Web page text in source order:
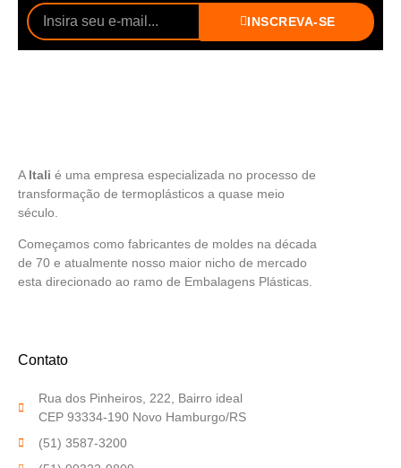
INSCREVA-SE
A Itali é uma empresa especializada no processo de
transformação de termoplásticos a quase meio
século.
Começamos como fabricantes de moldes na década
de 70 e atualmente nosso maior nicho de mercado
esta direcionado ao ramo de Embalagens Plásticas.
Contato
Rua dos Pinheiros, 222, Bairro ideal
CEP 93334-190 Novo Hamburgo/RS
(51) 3587-3200